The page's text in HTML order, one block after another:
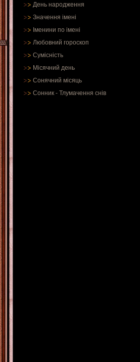
День народження
Значення імені
Іменини по імені
Любовний гороскоп
Сумісність
Місячний день
Сонячний місяць
Сонник - Тлумачення снів